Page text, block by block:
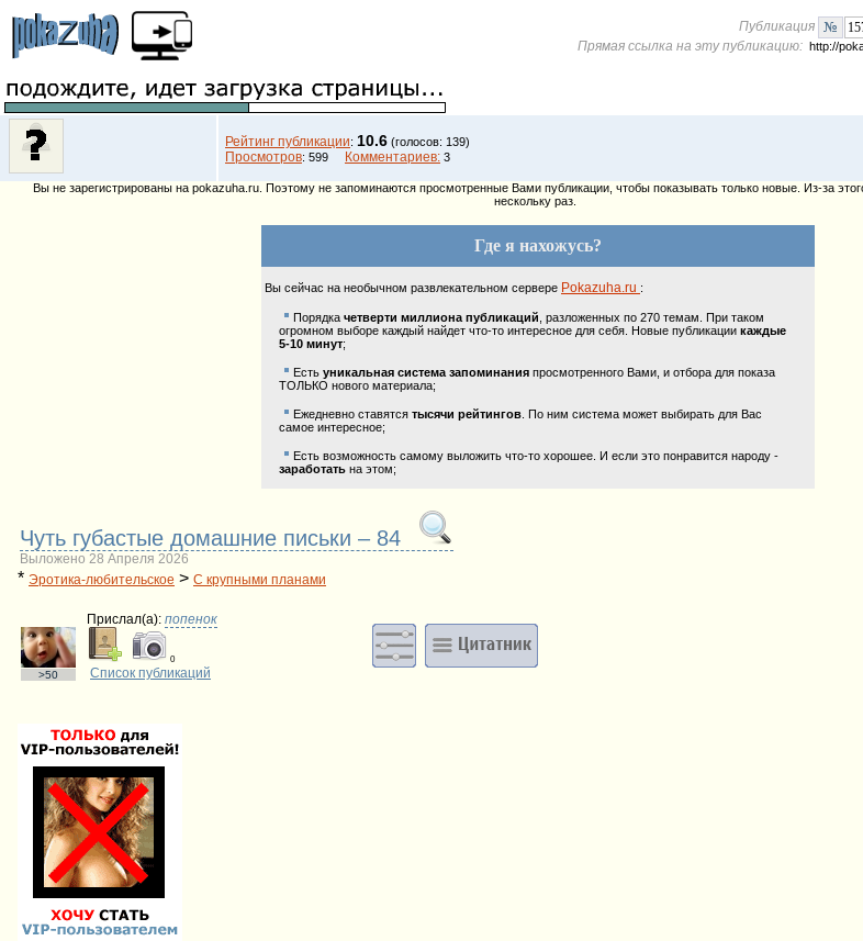
Публикация
Прямая ссылка на эту публикацию: http://
Рейтинг публикации: 10.6 (голосов: 139)
Просмотров: 599 Комментариев: 3
Вы не зарегистрированы на pokazuha.ru. Поэтому не запоминаются просмотренные Вами публикации, чтобы показывать только новые. Из-за
нескольку раз.
Где я нахожусь?
Вы сейчас на необычном развлекательном сервере Pokazuha.ru :
Порядка четверти миллиона публикаций , разложенных по 270 темам. При таком
огромном выборе каждый найдет что-то интересное для себя. Новые публикации каждые
5-10 минут;
Есть уникальная система запоминания просмотренного Вами, и отбора для показа
ТОЛЬКО нового материала;
Ежедневно ставятся тысячи рейтингов . По ним система может выбирать для Вас
самое интересное;
Есть возможность самому выложить что-то хорошее. И если это понравится народу -
заработать на этом;
Чуть губастые домашние письки – 84
Выложено 28 Апреля 2026
* Эротика-любительское > С крупными планами
>50
Прислал(a): попенок
0
Список публикаций